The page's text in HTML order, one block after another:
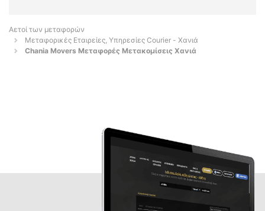
Αετοί των μεταφορών
Μεταφορικές Εταιρείες, Υπηρεσίες Courier - Χανιά
Chania Movers Μεταφορές Μετακομίσεις Χανιά